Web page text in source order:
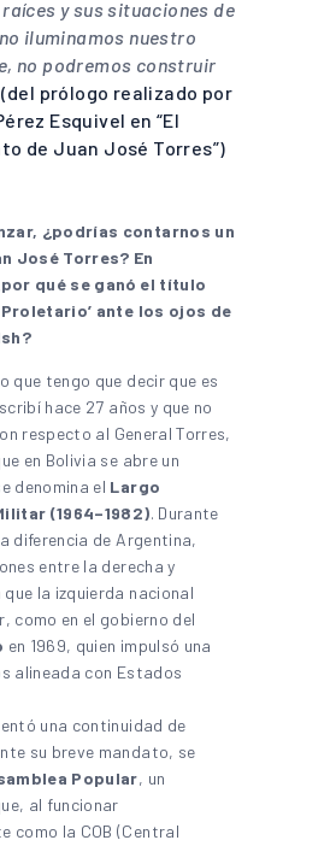
y sus situaciones de
iluminamos nuestro
no podremos construir
prólogo realizado por
Esquivel en “El
de Juan José Torres”)
¿podrías contarnos un
José Torres? En
qué se ganó el título
Proletario’ ante los ojos de
que tengo que decir que es
hace 27 años y que no
respecto al General Torres,
en Bolivia se abre un
denomina el Largo
(1964–1982). Durante
diferencia de Argentina,
entre la derecha y
que la izquierda nacional
como en el gobierno del
en 1969, quien impulsó una
alineada con Estados
una continuidad de
su breve mandato, se
Popular, un
al funcionar
como la COB (Central